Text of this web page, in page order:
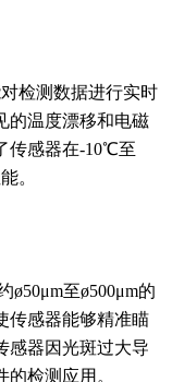
检测数据进行实时
的温度漂移和电磁
传感器在-10℃至
。
ø50μm至ø500μm的
传感器能够精准瞄
感器因光斑过大导
检测应用。